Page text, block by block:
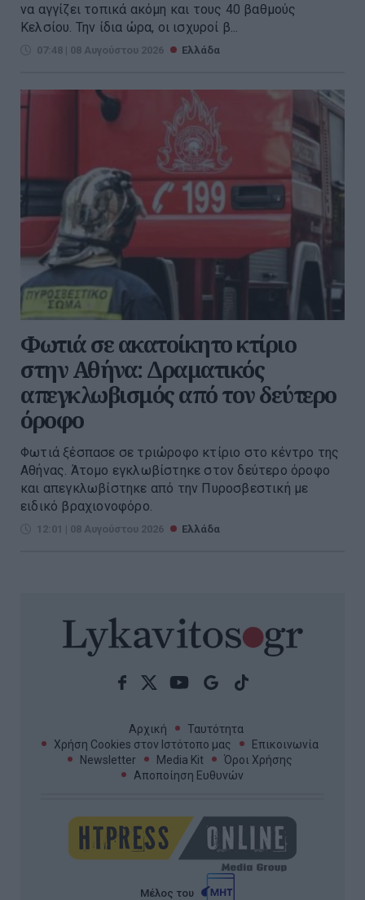
να αγγίζει τοπικά ακόμη και τους 40 βαθμούς
Κελσίου. Την ίδια ώρα, οι ισχυροί β...
07:48 | 08 Αυγούστου 2026 Ελλάδα
Φωτιά σε ακατοίκητο κτίριο
στην Αθήνα: Δραματικός
απεγκλωβισμός από τον δεύτερο
όροφο
Φωτιά ξέσπασε σε τριώροφο κτίριο στο κέντρο της
Αθήνας. Άτομο εγκλωβίστηκε στον δεύτερο όροφο
και απεγκλωβίστηκε από την Πυροσβεστική με
ειδικό βραχιονοφόρο.
12:01 | 08 Αυγούστου 2026 Ελλάδα
Αρχική
Ταυτότητα
Χρήση Cookies στον Ιστότοπο μας
Επικοινωνία
Newsletter
Media Kit
Όροι Χρήσης
Αποποίηση Ευθυνών
Μέλος του